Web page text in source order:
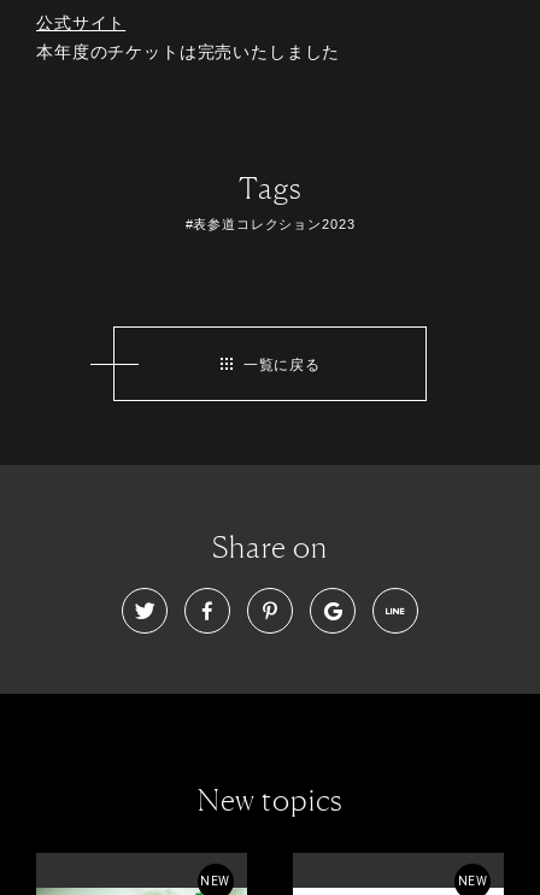
公式サイト
本年度のチケットは完売いたしました
Tags
#表参道コレクション2023
一覧に戻る
Share on
New topics
NEW NEW